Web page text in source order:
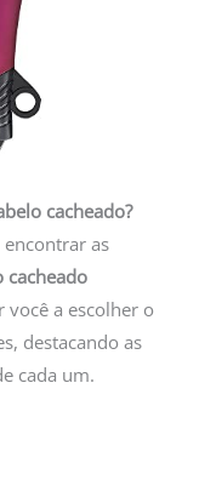
cacheado?
as
cacheado
a escolher o
destacando as
cada um.